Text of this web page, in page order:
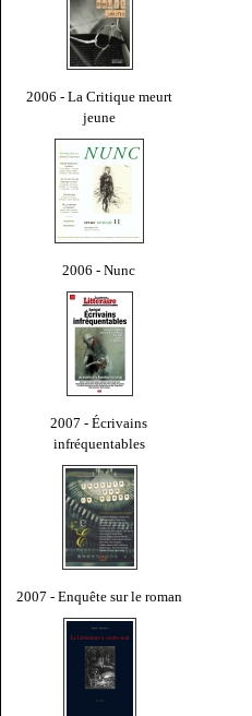
2006 - La Critique meurt
jeune
2006 - Nunc
2007 - Écrivains
infréquentables
2007 - Enquête sur le roman